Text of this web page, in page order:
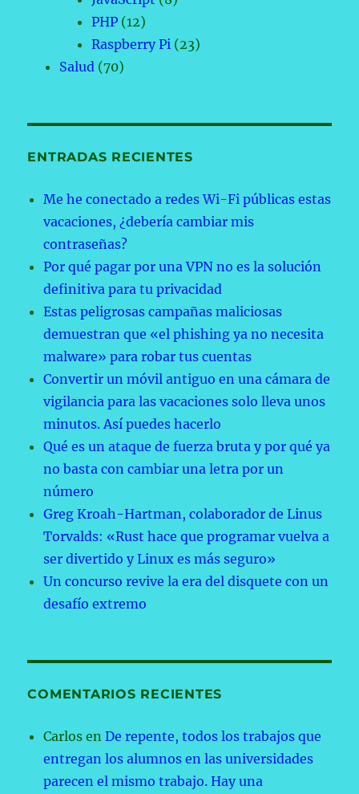
PHP (12)
Raspberry Pi (23)
Salud (70)
ENTRADAS RECIENTES
Me he conectado a redes Wi-Fi públicas estas
vacaciones, ¿debería cambiar mis
contraseñas?
Por qué pagar por una VPN no es la solución
definitiva para tu privacidad
Estas peligrosas campañas maliciosas
demuestran que «el phishing ya no necesita
malware» para robar tus cuentas
Convertir un móvil antiguo en una cámara de
vigilancia para las vacaciones solo lleva unos
minutos. Así puedes hacerlo
Qué es un ataque de fuerza bruta y por qué ya
no basta con cambiar una letra por un
número
Greg Kroah-Hartman, colaborador de Linus
Torvalds: «Rust hace que programar vuelva a
ser divertido y Linux es más seguro»
Un concurso revive la era del disquete con un
desafío extremo
COMENTARIOS RECIENTES
Carlos enDe repente, todos los trabajos que
entregan los alumnos en las universidades
parecen el mismo trabajo. Hay una